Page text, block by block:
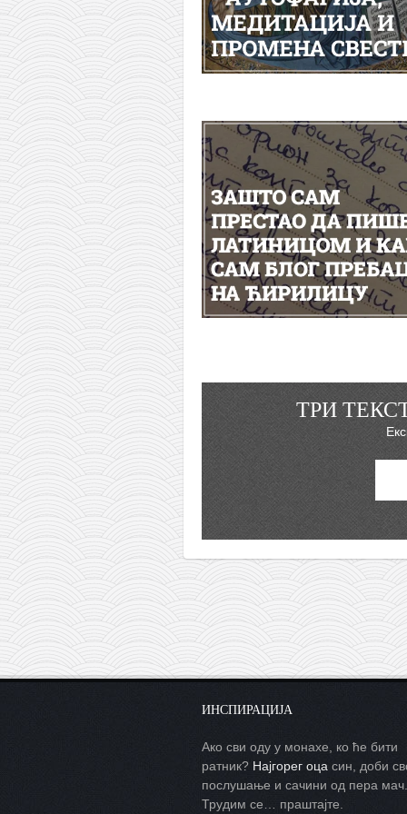
галерија клуба
чланарина
контакт
бесплатна е-књига
термини тренинга
моја прича
моја прича
фотке
контакт
ТРИ
ИНСПИРАЦИЈА
Ако сви оду у монахе, ко ће бити
ратник? Најгорег оца син, доби
послушање и сачини од пера мач.
Трудим се… праштајте.